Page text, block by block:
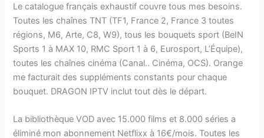
Le catalogue français exhaustif couvre tous mes besoins.
Toutes les chaînes TNT (TF1, France 2, France 3 toutes
régions, M6, Arte, C8, W9), tous les bouquets sport (BeIN
Sports 1 à MAX 10, RMC Sport 1 à 6, Eurosport, L’Équipe),
toutes les chaînes cinéma (Canal.. Cinéma, OCS). Orange
me facturait des suppléments constants pour chaque
bouquet. DRAGON IPTV inclut tout dès le départ.
La bibliothèque VOD avec 15.000 films et 8.000 séries a
éliminé mon abonnement Netflixx à 16€/mois. Toutes les